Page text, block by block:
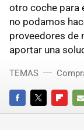
otro coche para
no podamos
proveedores de
aportar una
FACEBOOKTWITTER
E-
TEMAS